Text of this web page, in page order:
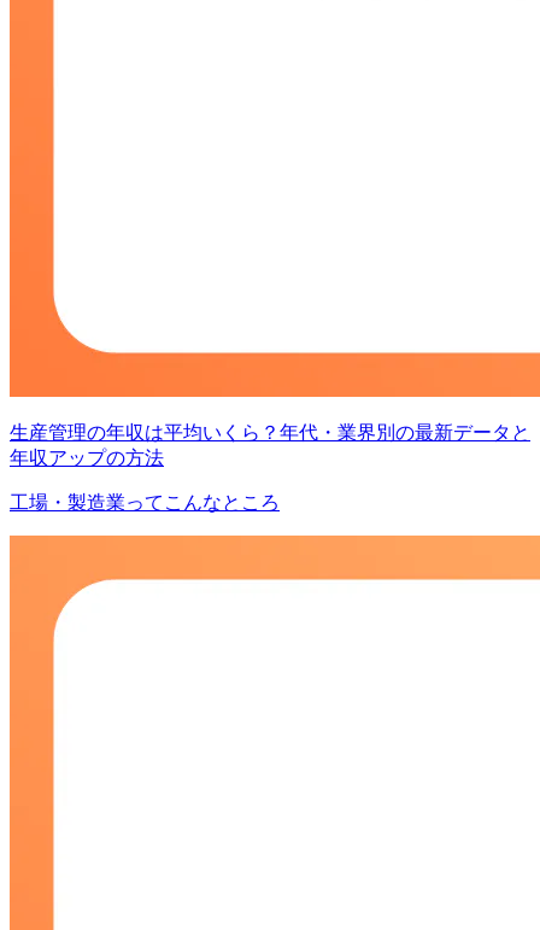
生産管理の年収は平均いくら？年代・業界別の最新データと
年収アップの方法
工場・製造業ってこんなところ